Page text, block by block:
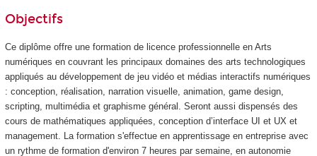
Objectifs
Ce diplôme offre une formation de licence professionnelle en Arts
numériques en couvrant les principaux domaines des arts technologiques
appliqués au développement de jeu vidéo et médias interactifs numériques
: conception, réalisation, narration visuelle, animation, game design,
scripting, multimédia et graphisme général. Seront aussi dispensés des
cours de mathématiques appliquées, conception d’interface UI et UX et
management. La formation s'effectue en apprentissage en entreprise avec
un rythme de formation d'environ 7 heures par semaine, en autonomie